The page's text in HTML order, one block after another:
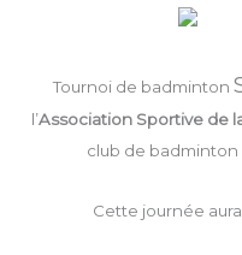
Tournoi de badminton
l’Association Sportive de
club de
Cette journée